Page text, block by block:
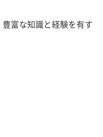
富な知識と経験を有す